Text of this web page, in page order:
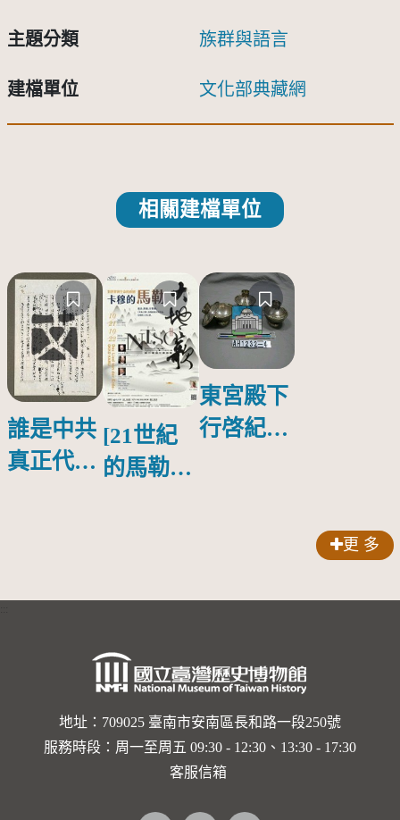
主題分類 族群與語言
建檔單位 文化部典藏網
相關建檔單位
誰是中共
真正代言
[21世紀
的馬勒、
的依戀—
勒大地之
歌]【對
世界與生
命的依戀
東宮殿下
行啓紀念
更 多
地址：709025 臺南市安南區長和路一段250號
服務時段：周一至周五 09:30 - 12:30、13:30 - 17:30
客服信箱